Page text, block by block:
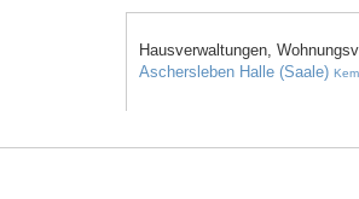
Hausverwaltungen,
Aschersleben Halle (Saale)